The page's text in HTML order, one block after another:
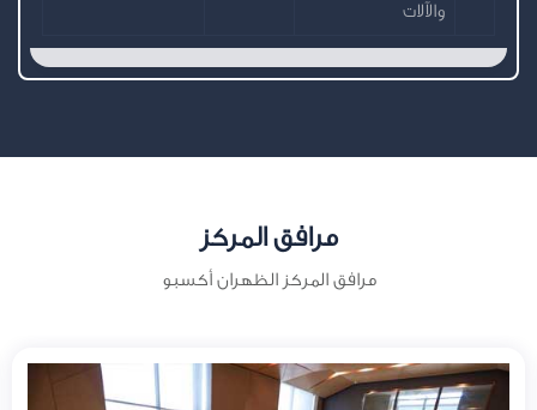
والآلات
مرافق المركز
مرافق المركز الظهران أكسبو